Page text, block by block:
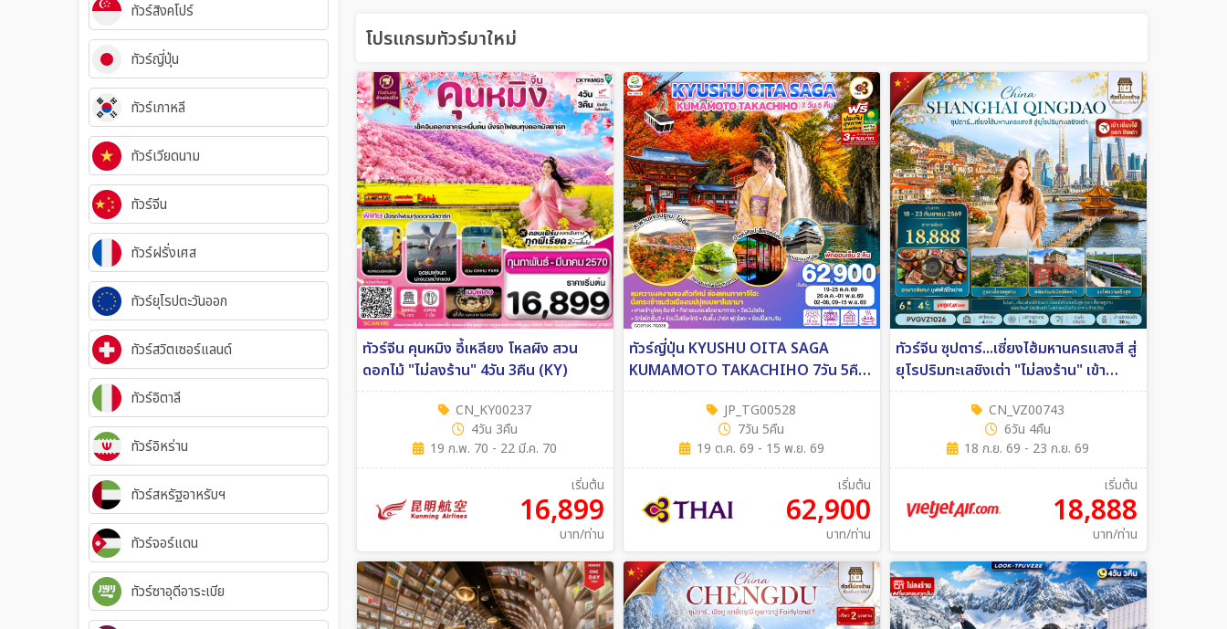
ทัวร์สิงคโปร์
ทัวร์ญี่ปุ่น
ทัวร์เกาหลี
ทัวร์เวียดนาม
ทัวร์จีน
ทัวร์ฝรั่งเศส
ทัวร์ยุโรปตะวันออก
ทัวร์สวิตเซอร์แลนด์
ทัวร์อิตาลี
ทัวร์อิหร่าน
ทัวร์สหรัฐอาหรับฯ
ทัวร์จอร์แดน
ทัวร์ซาอุดีอาระเบีย
โปรแกรมทัวร์มาใหม่
ทัวร์จีน คุนหมิง อี้เหลียง โหลผิง สวน
ดอกไม้ "ไม่ลงร้าน" 4วัน 3คืน (KY)
CN_KY00237
4วัน 3คืน
19 ก.พ. 70 - 22 มี.ค. 70
เริ่มต้น
16,899
บาท/ท่าน
ทัวร์ญี่ปุ่น KYUSHU OITA SAGA
KUMAMOTO TAKACHIHO 7วัน 5คืน
[TG]
JP_TG00528
7วัน 5คืน
19 ต.ค. 69 - 15 พ.ย. 69
เริ่มต้น
62,900
บาท/ท่าน
ทัวร์จีน ซุปตาร์...เซี่ยงไฮ้มหานครแสงสี สู่
ยุโรปริมทะเลชิงเต่า "ไม่ลงร้าน" เข้า
เซี่ยงไฮ้ ออกชิงเต่า 6วัน 4คืน (VZ)
CN_VZ00743
6วัน 4คืน
18 ก.ย. 69 - 23 ก.ย. 69
เริ่มต้น
18,888
บาท/ท่าน